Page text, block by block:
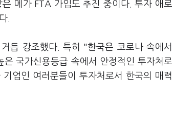
메가 FTA 가입도 추진 중이다. 투자 애로
.
듭 강조했다. 특히 "한국은 코로나 속에서
국가신용등급 속에서 안정적인 투자처로
업인 여러분들이 투자처로서 한국의 매력